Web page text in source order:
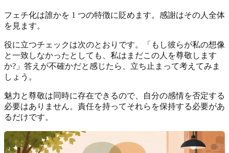
フェチ化は誰かを 1 つの特徴に貶めます。感謝はその人全体
を見ます。
役に立つチェックは次のとおりです。「もし彼らが私の想像
と一致しなかったとしても、私はまだこの人を尊敬します
か?」答えが不確かだと感じたら、立ち止まって考えてみま
しょう。
魅力と尊敬は同時に存在できるので、自分の感情を否定する
必要はありません。責任を持ってそれらを保持する必要があ
るだけです。